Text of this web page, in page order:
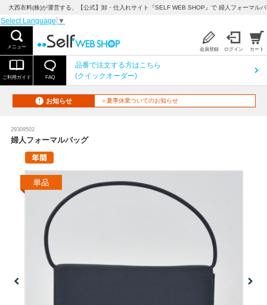
大西衣料(株)が運営する、【公式】卸・仕入れサイト『SELF WEB SHOP』で 婦人フォーマル
Select Language ▼
メニュー 会員登録 ログイン カート
ご利用ガイド FAQ
品番で注文する方はこちら
(クイックオーダー)
お知らせ ＞夏季休業ついてのお知らせ
29309502
婦人フォーマルバッグ